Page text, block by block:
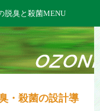
・殺菌の設計導
脱臭と殺菌MENU